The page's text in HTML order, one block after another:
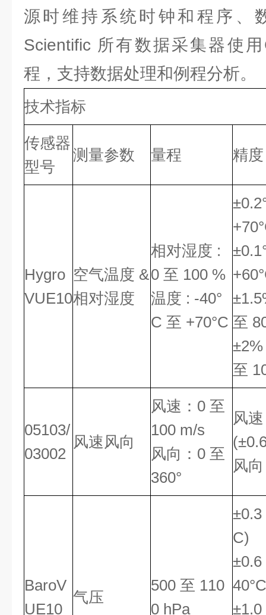
源时维持系统时钟和程序、
Scientific 所有数据采集器使
程，支持数据处理和例程分析。
技术指标
传感器
型号
测量参数 量程 精度
Hygro
VUE10
空气温度 &
相对湿度
相对湿度 :
0 至 100 %
温度 : -40°
C 至 +70°C 至
至
05103/
03002
风速风向
风速：0 至
100 m/s
风向：0 至
360°
风
风
BaroV
UE10
气压
500 至 110
0 hPa
±0.3
C)
±0.6
±1.0